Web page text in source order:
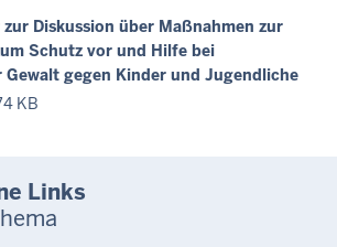
Diskussion über Maßnahmen zur
Schutz vor und Hilfe bei
Gewalt gegen Kinder und Jugendliche
KB
Links